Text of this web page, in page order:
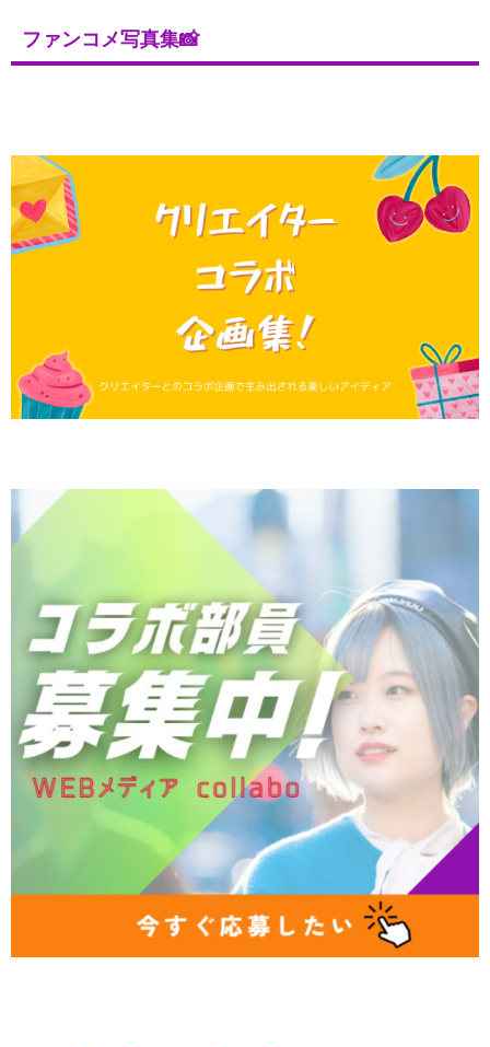
ファンコメ写真集📸